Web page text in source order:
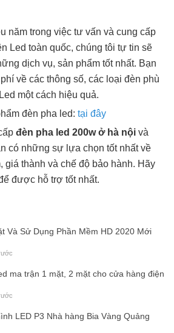
năm trong việc tư vấn và cung cấp
Led toàn quốc, chúng tôi tự tin sẽ
dịch vụ, sản phẩm tốt nhất. Bạn
về các thông số, các loại đèn phù
một cách hiệu quả.
đèn pha led: tại đây
đèn pha led 200w ở hà nội và
có những sự lựa chọn tốt nhất về
giá thành và chế độ bảo hành. Hãy
được hỗ trợ tốt nhất.
Và Sử Dụng Phần Mềm HD 2020 Mới
ma trận 1 mặt, 2 mặt cho cửa hàng điện
LED P3 Nhà hàng Bia Vàng Quảng